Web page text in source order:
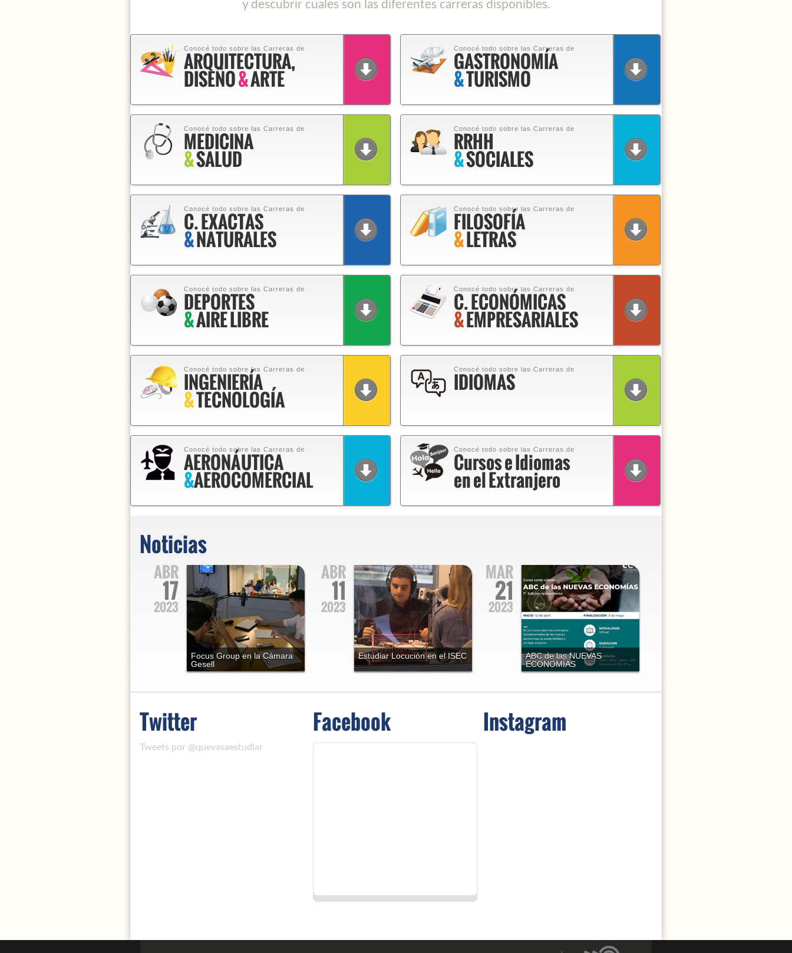
y descubrir cuales son las diferentes carreras disponibles.
Conocé todo sobre las Carreras de
ARQUITECTURA,
DISEÑO&ARTE
Conocé todo sobre las Carreras de
GASTRONOMÍA
&TURISMO
Conocé todo sobre las Carreras de
MEDICINA
&SALUD
Conocé todo sobre las Carreras de
RRHH
&SOCIALES
Conocé todo sobre las Carreras de
C. EXACTAS
&NATURALES
Conocé todo sobre las Carreras de
FILOSOFÍA
&LETRAS
Conocé todo sobre las Carreras de
DEPORTES
&AIRE LIBRE
Conocé todo sobre las Carreras de
C. ECONÓMICAS
&EMPRESARIALES
Conocé todo sobre las Carreras de
INGENIERÍA
&TECNOLOGÍA
Conocé todo sobre las Carreras de
IDIOMAS
Conocé todo sobre las Carreras de
AERONÁUTICA
&AEROCOMERCIAL
Conocé todo sobre las Carreras de
Cursos e Idiomas
en el Extranjero
Noticias
ABR
17
2023
Focus Group en la Cámara
Gesell
UCA
ABR
11
2023
Estudiar Locución en el ISEC
Instituto Sudamericano para la
MAR
21
2023
ABC de las NUEVAS
ECONOMÍAS
UCA
Twitter
Tweets por @quevasaestudiar
Facebook Instagram